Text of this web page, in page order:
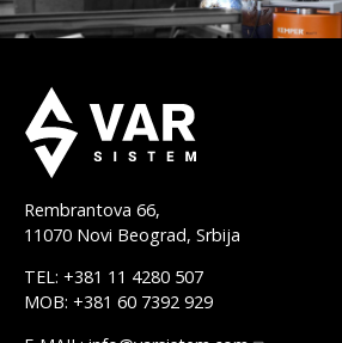
Rembrantova 66,
11070 Novi Beograd, Srbija
TEL: +381 11 4280 507
MOB: +381 60 7392 929